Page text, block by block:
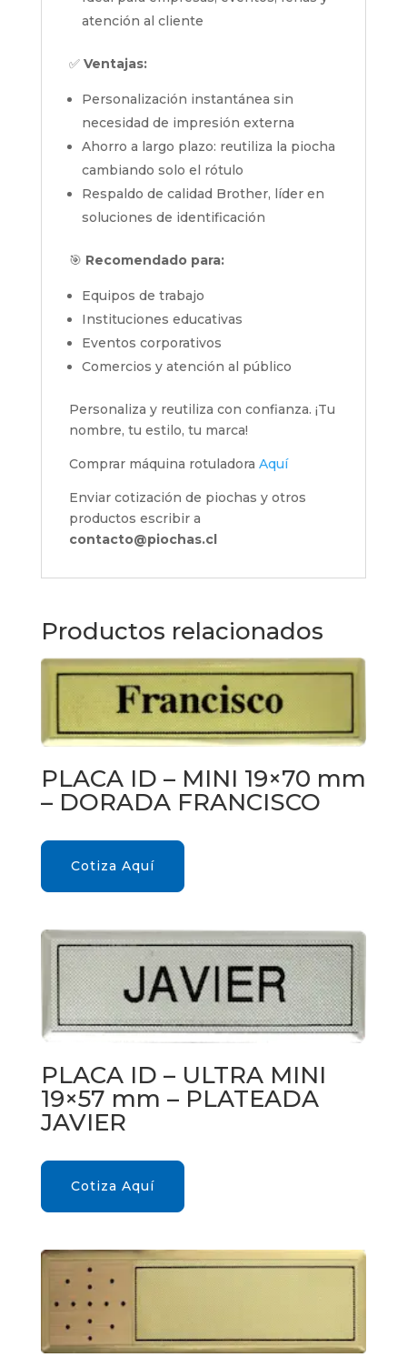
atención al cliente
✅ Ventajas:
Personalización instantánea sin
necesidad de impresión externa
Ahorro a largo plazo: reutiliza la piocha
cambiando solo el rótulo
Respaldo de calidad Brother, líder en
soluciones de identificación
🎯 Recomendado para:
Equipos de trabajo
Instituciones educativas
Eventos corporativos
Comercios y atención al público
Personaliza y reutiliza con confianza. ¡Tu
nombre, tu estilo, tu marca!
Comprar máquina rotuladora Aquí
Enviar cotización de piochas y otros
productos escribir a
contacto@piochas.cl
Productos relacionados
PLACA ID – MINI 19×70 mm
– DORADA FRANCISCO
Cotiza Aquí
PLACA ID – ULTRA MINI
19×57 mm – PLATEADA
JAVIER
Cotiza Aquí